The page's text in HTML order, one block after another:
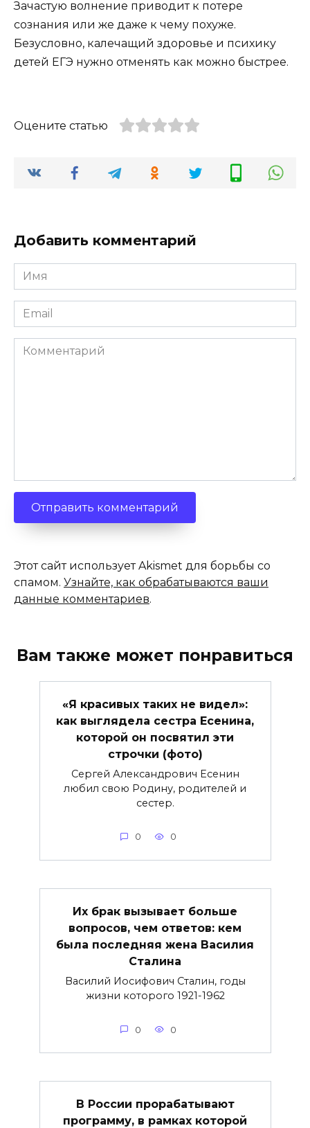
Зачастую волнение приводит к потере
сознания или же даже к чему похуже.
Безусловно, калечащий здоровье и психику
детей ЕГЭ нужно отменять как можно быстрее.
Оцените статью
Добавить комментарий
Имя
*
Email
*
Комментарий
Этот сайт использует Akismet для борьбы со
спамом. Узнайте, как обрабатываются ваши
данные комментариев.
Вам также может понравиться
«Я красивых таких не видел»:
как выглядела сестра Есенина,
которой он посвятил эти
строчки (фото)
Сергей Александрович Есенин
любил свою Родину, родителей и
сестер.
0 0
Их брак вызывает больше
вопросов, чем ответов: кем
была последняя жена Василия
Сталина
Василий Иосифович Сталин, годы
жизни которого 1921-1962
0 0
В России прорабатывают
программу, в рамках которой